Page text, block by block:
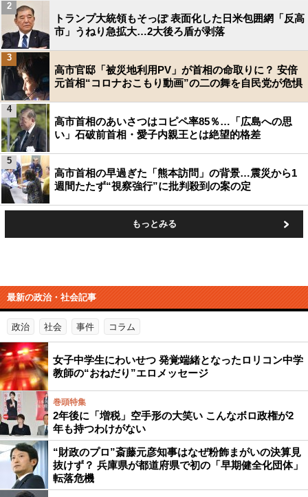
トランプ大統領もそっぽ 表面化した日米包囲網「反高
市」うねり急拡大…2大後ろ盾が剥落
2
高市官邸「被災地利用PV」が首相の命取りに？ 安倍
元首相“コロナおこもり動画”の二の舞を自民党が危惧
3
高市首相のあいさつはコピペ率85％…「広島への思
い」石破前首相・愛子内親王とは絶望的格差
4
高市首相の早過ぎた「熊本訪問」の背景…震災から1
週間たたず“視察強行”に批判殺到の案の定
5
もっとみる
最新の政治・社会記事
政治 社会 事件 コラム
女子中学生にわいせつ 発覚端緒となったロリコン中学
教師の“おねだり”エロメッセージ
巻頭特集
2年後に「増税」空手形の大笑い こんなボロ政権が2
年も持つわけがない
“財政のプロ”斎藤元彦知事はなぜ粉飾まがいの決算見
抜けず？ 兵庫県が都道府県で初の「早期健全化団体」
転落危機